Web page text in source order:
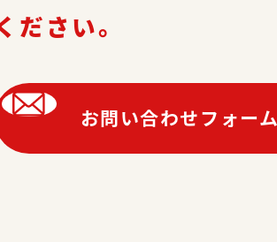
ださい。
お問い合わせフォーム